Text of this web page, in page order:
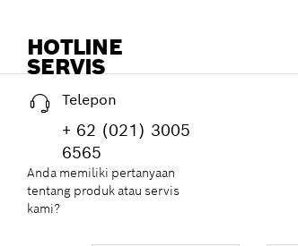
HOTLINE
SERVIS
Telepon
+ 62 (021) 3005
6565
Anda memiliki pertanyaan
tentang produk atau servis
kami?